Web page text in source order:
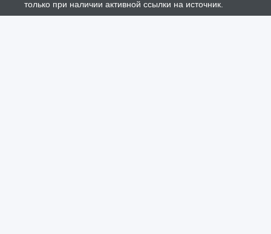
только при наличии активной ссылки на источник.